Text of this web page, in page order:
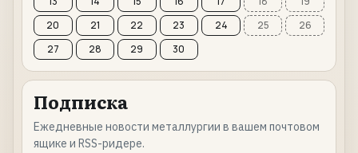
20
21 22 23 24 25
26
27
28 29 30
Подписка
Ежедневные новости металлургии в вашем почтовом
ящике и RSS-ридере.